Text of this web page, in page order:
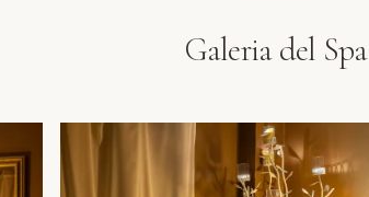
Galeria del Spa